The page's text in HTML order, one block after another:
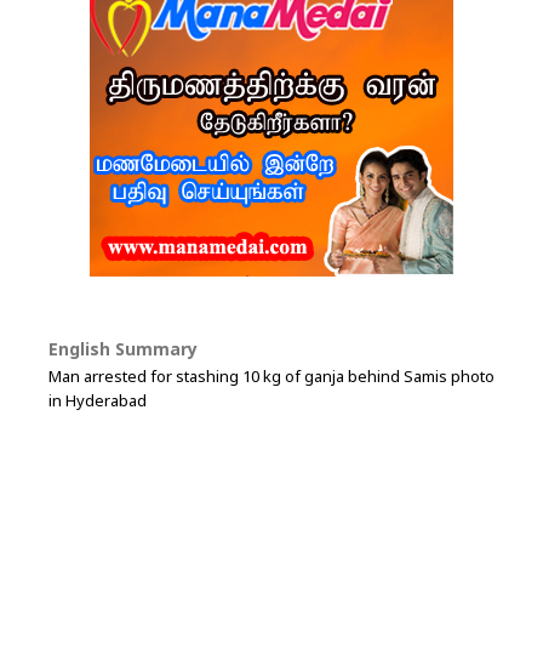
English Summary
Man arrested for stashing 10 kg of ganja behind Samis photo
in Hyderabad